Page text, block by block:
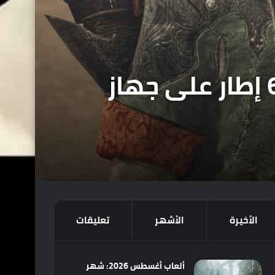
لعبة Monster Hunter Wilds ستعمل بسرعة 60 إطار على جهاز
الأخيرة الأشهر تعليقات
ألعاب أغسطس 2026: شهر